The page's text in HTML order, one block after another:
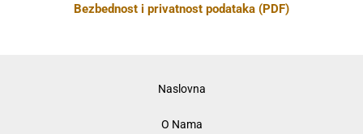
Bezbednost i privatnost podataka (PDF)
Naslovna
O Nama